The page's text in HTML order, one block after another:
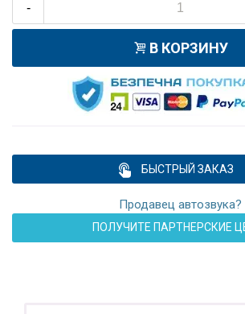
-
В КОРЗИНУ
БЫСТРЫЙ ЗАКАЗ
Продавец автозвука?
ПОЛУЧИТЕ ПАРТНЕРСКИЕ